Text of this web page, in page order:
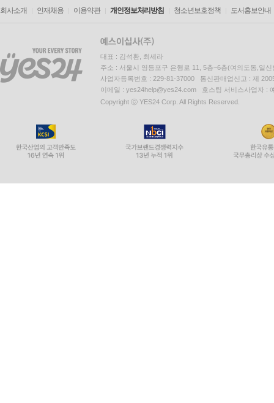
회사소개 인재채용 이용약관 개인정보처리방침 청소년보호정책 도서홍보안내
대표 : 김석환, 최세라
주소 : 서울시 영등포구 은행로 11, 5층~6층(여의도동,일신
사업자등록번호 : 229-81-37000 통신판매업신고 : 제
이메일 : yes24help@yes24.com 호스팅 서비스사업자 :
Copyright ⓒ YES24 Corp. All Rights Reserved.